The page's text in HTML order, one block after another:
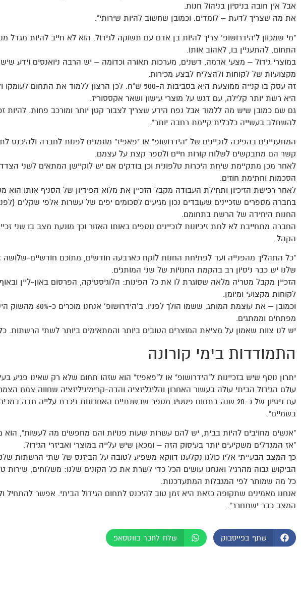
אבל אין חובה בניסיון בניהול חנות.
את מה שצריך לדעת – לומדים. וכמובן שחשוב להיות שירותי".
"מי שמכוון ל'הידרושופ' צריך להיות בן אדם עם תשוקה לגידול. הוא לא חייב להיות מגדל
התחום, להתעניין בו, לאהוב אותו.
במוצרי גידול – מצעי אדמה, דשנים, מערכות תאורה וכדומה – יש הרבה ניואנסים וידע
מקצועיות של לקוחות ולהצליח לבצע מכירות.
זה עסק בו קנייה ממוצעת היא בסביבות ה-500 ש"ח. לכן הרצון
היא רשת יותר קלילה, עם דגש על מוצרי עישון ושאר אקססוריז.
גם שם כמובן שיש מה ללמוד אבל נפח הידע שצריך לצבור קטן יותר ומורכב פחות. להיות
להשתלב בעשייה כלכלית קיימת רחבה יותר".
המתעניינים בהפיכה לזכיינים של "הידרושופ" או "פאפיז" מוזמנים לפנות לחברה ולהיכנס
קשר הם מתבקשים לשלוח קורות חיים ולספר קצת על עצמם.
לאחר מכן מתקיימת שיחת היכרות טלפונית וכן בודקים אם יש לוקיישן המתאים לשני
הסכמות וחתימת חוזים.
לאחר רכישת הזיכיון ותחילת העבודה מקבל הזכיין את מלוא הפידיון של הסניף אותו הוא
בחברה מספרים שזכיינים שעובדים נכון מגיעים לסכומים יפים של עשרות אלפי שקלים
החנות היחידה של הרשת בתחומם.
החברה מתחייבת לא לתת זיכיונות לזכיינים נוספים באותו האזור וכך מונעת מצב בו שני
הקהל.
"כל התהליך מהפנייה ועד לפתיחת החנות לוקח כארבעה חודשים, מתוכם חודשיים-שלושה
שלנו יש כבר ניסיון רב בהקמת החנויות של שני המותגים.
הזכיין מקבל מטריה מלאה שסוגרת לו את כל הפינות: הלוגיסטיקה, הפרסום באון-ליין
לקוחות מקצועי ומיומן.
וכמובן – את עוצמת
מפתחים וממתגים.
יש לנו צוות שאמון על מציאת המוצרים הטובים ביותר והמתאימים ביותר לשתי הרשתות.
התמודדות בימי קורונה
יתרון נוסף שיש בזכיינות ל"הידרושופ" או ל"פאפיז" הוא שזהו תחום שלא רק שאינו פגיע
עולם הגידול הביתי עולה בעשור האחרון והליגליזציה והדה-קרימיניליזציה שחווה צמח
עם ניסיון של כ-20 שנה בתחום פסטיג מספר שבשנתיים האחרונות ניכרת עלייה
בשמיים".
"אנשים מחויבים להיות בבית, יש להם עשרות שעות פנויות והם מחפשים מה לעשות", הוא
"אז המגדלים משקיעים יותר בעיסוק הזה – ומכאן שיש עלייה במוצרי ואביזרי הגידול.
כך המצב הבעייתי אליו כולנו נקלענו דווקא משפיע לטובה על הביזנס של שתי הרשתות
הביקוש גבוה מהרגיל ואנחנו עושים הכל כדי לשרת את כל הקונים שלנו: משלוחים, שירות
כל מה שמותר לפי המגבלות המתעדכנות.
אנחנו מאמינים שתקופה כזאת היא זמן טוב להיכנס לתחום הגידול הביתי. אפשר
המצב כבר ישתחרר".
שתף בפייסבוק שלח לחבר בווטסאפ